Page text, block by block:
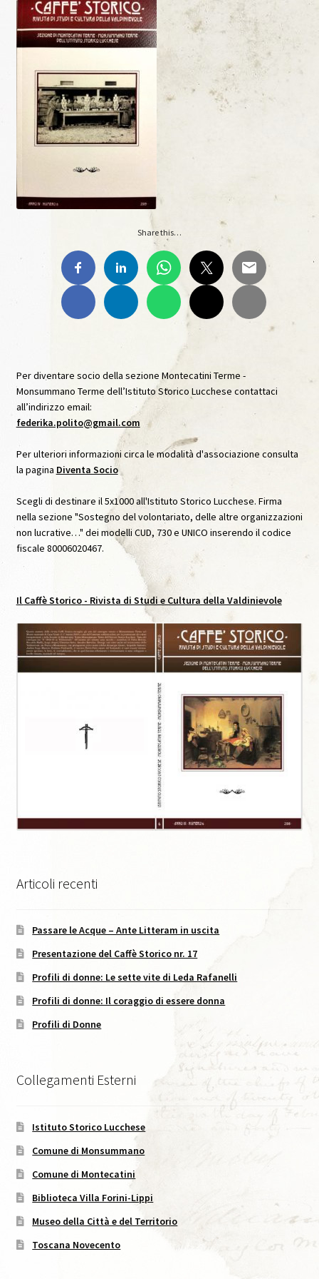
Materiale Scuola-Lavoro Liceo “C. Lorenzini”
Anno Scolastico 2017/2018
Materiale Scuola-Lavoro Liceo “C. Lorenzini”
Ante Litteram
Ante Litteram, 1, 2018
Ante Litteram, 3, 2026
Archivi Multimediali
Archivio Video
Audioguida Le carte Svelate
Audioguida Venturi
Caffè Storico
Caffè Storico, IX, Agosto 2020
Caffè Storico, VII, Settembre 2019
Caffè Storico, VIII, Dicembre 2019
Caffè Storico, XI, 2021
Caffè Storico, XIII, 2022
Caffè Storico, XIX, 2026
Caffè Storico, XVIII, 2025
Codice Etico di Pubblicazione
Area C. Lorenzini
Eventi
Eventi in Corso
Eventi passati
I Numeri della Rivista
Share this…
Per diventare socio della sezione Montecatini Terme -
Monsummano Terme dell’Istituto Storico Lucchese contattaci
all’indirizzo email:
federika.polito@gmail.com
Per ulteriori informazioni circa le modalità d'associazione consulta
la pagina Diventa Socio
Scegli di destinare il 5x1000 all'Istituto Storico Lucchese. Firma
nella sezione "Sostegno del volontariato, delle altre organizzazioni
non lucrative…" dei modelli CUD, 730 e UNICO inserendo il codice
fiscale 80006020467.
Il Caffè Storico- Rivista di Studi e Cultura della Valdinievole
Articoli recenti
Passare le Acque – Ante Litteram in uscita
Presentazione del Caffè Storico nr. 17
Profili di donne: Le sette vite di Leda Rafanelli
Profili di donne: Il coraggio di essere donna
Profili di Donne
Collegamenti Esterni
Istituto Storico Lucchese
Comune di Monsummano
Comune di Montecatini
Biblioteca Villa Forini-Lippi
Museo della Città e del Territorio
Toscana Novecento